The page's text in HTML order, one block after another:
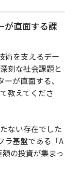
が直面する課
術を支えるデー
刻な社会課題と
が直面する、
教えてくださ
ない存在でした
ラ基盤である「A
の投資が集まっ